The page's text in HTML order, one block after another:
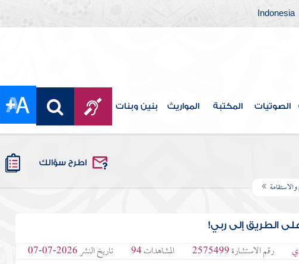
Indonesia
الصوتيات المكتبة المواريث بنين وبنات
اطرح سؤالك
والاستقامة
الطريق إلى ربي!
رقم الاستشارة2575499 المشاهدات94 تاريخ النشر2026-07-07